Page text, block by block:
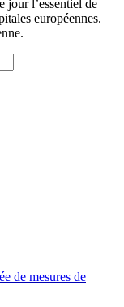
jour l’essentiel de
européennes.
de mesures de